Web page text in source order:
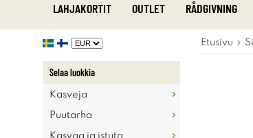
LAHJAKORTIT OUTLET RÅDGIVNING
Selaa luokkia
Kasveja
Puutarha
Kasvaa ja istuta
Etusivu